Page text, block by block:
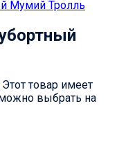
Этот товар имеет
выбрать на